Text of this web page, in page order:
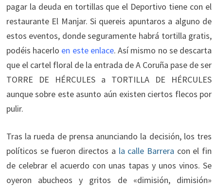
pagar la deuda en tortillas que el Deportivo tiene con el
restaurante El Manjar. Si quereis apuntaros a alguno de
estos eventos, donde seguramente habrá tortilla gratis,
podéis hacerlo en este enlace. Así mismo no se descarta
que el cartel floral de la entrada de A Coruña pase de ser
TORRE DE HÉRCULES a TORTILLA DE HÉRCULES
aunque sobre este asunto aún existen ciertos flecos por
pulir.
Tras la rueda de prensa anunciando la decisión, los tres
políticos se fueron directos a la calle Barrera con el fin
de celebrar el acuerdo con unas tapas y unos vinos. Se
oyeron abucheos y gritos de «dimisión, dimisión»